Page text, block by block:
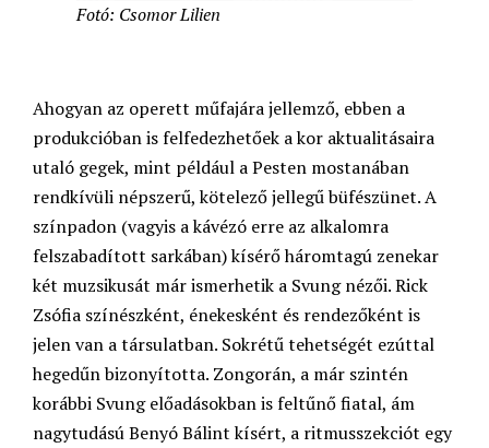
Fotó: Csomor Lilien
Ahogyan az operett műfajára jellemző, ebben a
produkcióban is felfedezhetőek a kor aktualitásaira
utaló gegek, mint például a Pesten mostanában
rendkívüli népszerű, kötelező jellegű büfészünet. A
színpadon (vagyis a kávézó erre az alkalomra
felszabadított sarkában) kísérő háromtagú zenekar
két muzsikusát már ismerhetik a Svung nézői. Rick
Zsófia színészként, énekesként és rendezőként is
jelen van a társulatban. Sokrétű tehetségét ezúttal
hegedűn bizonyította. Zongorán, a már szintén
korábbi Svung előadásokban is feltűnő fiatal, ám
nagytudású Benyó Bálint kísért, a ritmusszekciót egy